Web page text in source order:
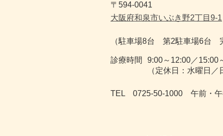
〒594-0041
大阪府和泉市いぶき野2丁目9-1
（駐車場8台 第2駐車場6台
診療時間
9:00～12:00／15:00
（定休日：水曜日
TEL 0725-50-1000 午前・午